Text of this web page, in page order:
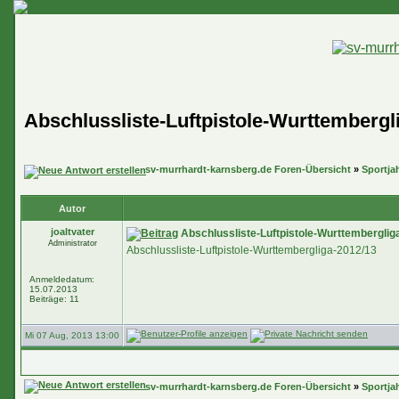
Abschlussliste-Luftpistole-
sv-murrhardt-karnsberg.de Foren-Übersicht »
Autor
joaltvater
Administrator
Anmeldedatum:
15.07.2013
Beiträge: 11
Abschlussliste-Luftpistole-
Abschlussliste-Luftpistole-Wurttembergliga-2012/13
Mi 07 Aug, 2013 13:00
sv-murrhardt-karnsberg.de Foren-Übersicht »